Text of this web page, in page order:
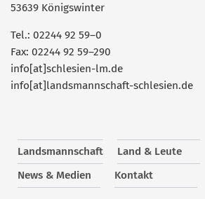
53639 Königswinter
Tel.: 02244 92 59–0
Fax: 02244 92 59–290
info[at]schlesien-lm.de
info[at]landsmannschaft-schlesien.de
Landsmannschaft Land & Leute
News & Medien
Kontakt